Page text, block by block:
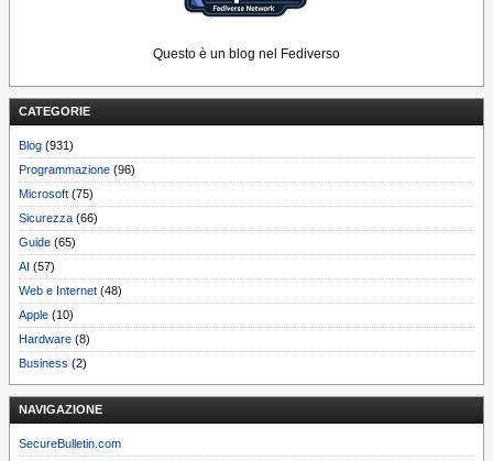
Questo è un blog nel Fediverso
CATEGORIE
Blog (931)
Programmazione (96)
Microsoft (75)
Sicurezza (66)
Guide (65)
AI (57)
Web e Internet (48)
Apple (10)
Hardware (8)
Business (2)
NAVIGAZIONE
SecureBulletin.com